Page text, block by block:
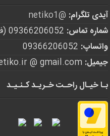
آیدی تلگرام: @netiko1
شماره تماس:
واتساپ:
جیمیل:
بـا خیـال راحـت خـریـد کـنـیـد